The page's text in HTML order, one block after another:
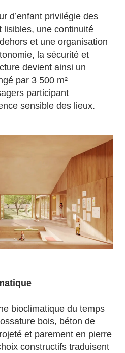
d’enfant privilégie des
lisibles, une continuité
et une organisation
la sécurité et
devient ainsi un
par 3 500 m²
participant
sensible des lieux.
bioclimatique du temps
bois, béton de
et parement en pierre
constructifs traduisent